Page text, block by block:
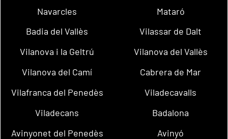
Navarcles
Mataró
Badia del Vallès
Vilassar de Dalt
Vilanova i la Geltrú
Vilanova del Vallès
Vilanova del Camí
Cabrera de Mar
Vilafranca del Penedès
Viladecavalls
Viladecans
Badalona
Avinyonet del Penedès
Avinyó